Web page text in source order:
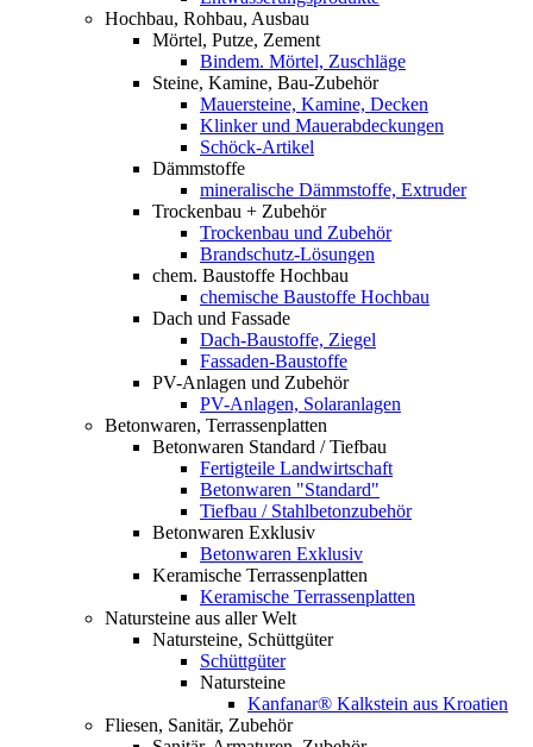
Hochbau, Rohbau, Ausbau
Mörtel, Putze, Zement
Bindem. Mörtel, Zuschläge
Steine, Kamine, Bau-Zubehör
Mauersteine, Kamine, Decken
Klinker und Mauerabdeckungen
Schöck-Artikel
Dämmstoffe
mineralische Dämmstoffe, Extruder
Trockenbau + Zubehör
Trockenbau und Zubehör
Brandschutz-Lösungen
chem. Baustoffe Hochbau
chemische Baustoffe Hochbau
Dach und Fassade
Dach-Baustoffe, Ziegel
Fassaden-Baustoffe
PV-Anlagen und Zubehör
PV-Anlagen, Solaranlagen
Betonwaren, Terrassenplatten
Betonwaren Standard / Tiefbau
Fertigteile Landwirtschaft
Betonwaren "Standard"
Tiefbau / Stahlbetonzubehör
Betonwaren Exklusiv
Betonwaren Exklusiv
Keramische Terrassenplatten
Keramische Terrassenplatten
Natursteine aus aller Welt
Natursteine, Schüttgüter
Schüttgüter
Natursteine
Kanfanar® Kalkstein aus Kroatien
Fliesen, Sanitär, Zubehör